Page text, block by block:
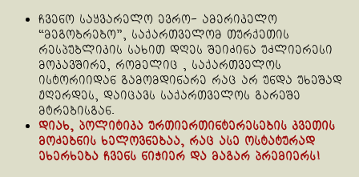
ჩვენო საყვარელო ევრო- ამერიკელო
“მეგობრებო”, საქართველომ თურქეთის
რესპუბლიკის სახით დღეს შეიძინა უძლიერესი
მოკავშირე, რომელიც , საქართველოს
ისტორიიდან გამომდინარე რაც არ უნდა უხეშად
ჟღერდეს, დაიცავს საქართველოს გარეშე
მტრებისგან.
დიახ, პოლიტიკა ურთიერთინტერესების კვეთის
მოძებნის ხელოვნებაა, რაც ასე ოსტატურად
ეხერხება ჩვენს ნიჭიერ და მაგარ პრემიერს!